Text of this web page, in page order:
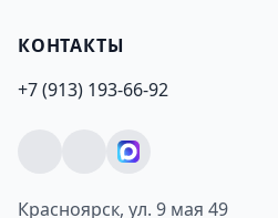
КОНТАКТЫ
+7 (913) 193-66-92
Красноярск, ул. 9 мая 49